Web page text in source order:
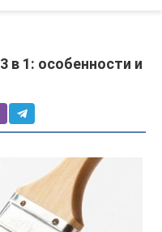
в 1: особенности и